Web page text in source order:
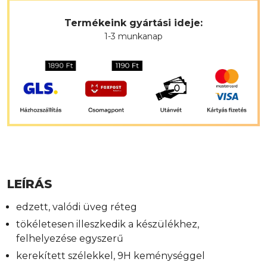
Termékeink gyártási ideje:
1-3 munkanap
LEÍRÁS
edzett, valódi üveg réteg
tökéletesen illeszkedik a készülékhez,
felhelyezése egyszerű
kerekített szélekkel, 9H keménységgel